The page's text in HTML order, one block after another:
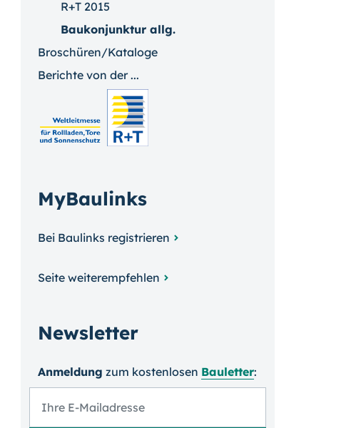
R+T 2015
Baukonjunktur allg.
Broschüren/Kataloge
Berichte von der ...
MyBaulinks
Bei Baulinks registrieren
Seite weiterempfehlen
Newsletter
Anmeldung zum kosten­losen Bauletter: